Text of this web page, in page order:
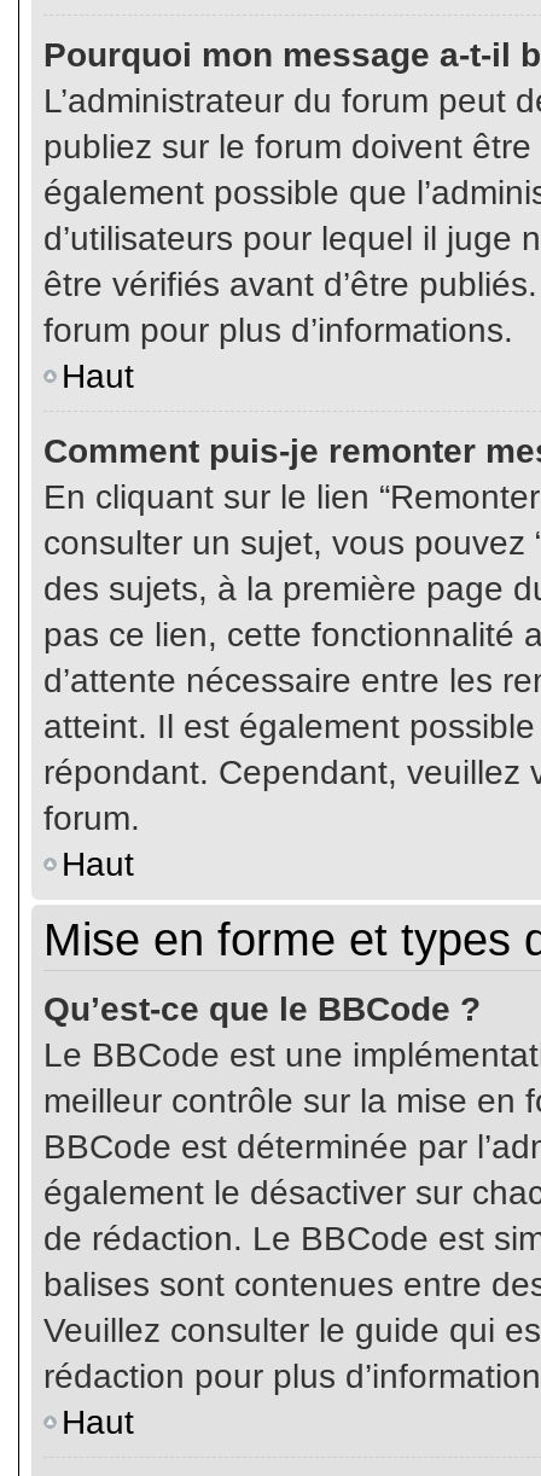
Pourquoi mon message a-t-il
L’administrateur du forum peut
publiez sur le forum doivent
également possible que
d’utilisateurs pour lequel il juge
être vérifiés avant d’être
forum pour plus d’informations.
Haut
Comment puis-je remonter
En cliquant sur le lien
consulter un sujet, vous pouvez
des sujets, à la première page
pas ce lien, cette fonctionnalité
d’attente nécessaire entre les
atteint. Il est également
répondant. Cependant, veuillez
forum.
Haut
Mise en forme et types
Qu’est-ce que le BBCode ?
Le BBCode est une
meilleur contrôle sur la mise en
BBCode est déterminée par
également le désactiver sur
de rédaction. Le BBCode est
balises sont contenues entre
Veuillez consulter le guide qui
rédaction pour plus
Haut